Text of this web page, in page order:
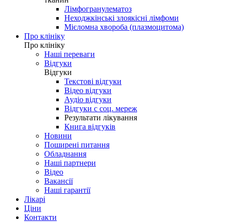
Лімфогранулематоз
Неходжкінські злоякісні лімфоми
Мієломна хвороба (плазмоцитома)
Про клініку
Про клініку
Наші переваги
Відгуки
Відгуки
Текстові відгуки
Відео відгуки
Аудіо відгуки
Відгуки с соц. мереж
Результати лікування
Книга відгуків
Новини
Поширені питання
Обладнання
Наші партнери
Відео
Вакансії
Наші гарантії
Лікарі
Ціни
Контакти